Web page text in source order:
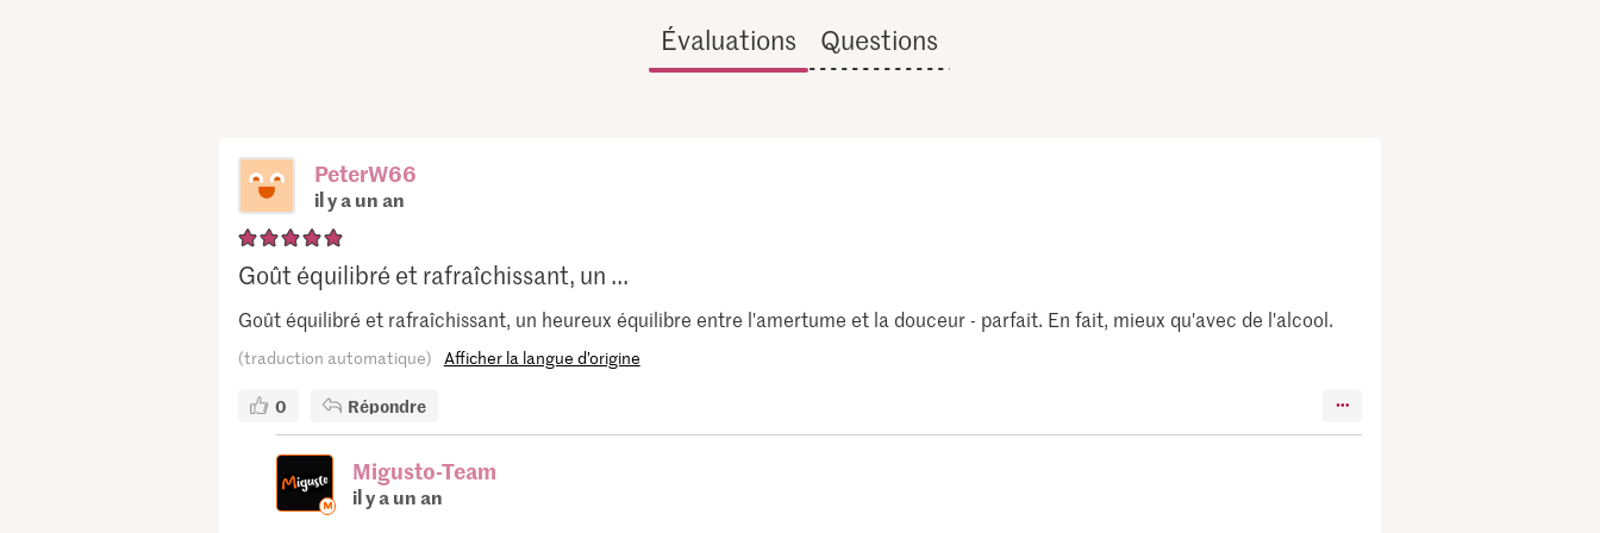
Évaluations Questions
PeterW66
il y a un an
Goût équilibré et rafraîchissant, un ...
Goût équilibré et rafraîchissant, un heureux équilibre entre l'amertume et la douceur - parfait. En fait, mieux qu'avec de l'alcool.
(traduction automatique) Afficher la langue d’origine
0 Répondre
Migusto-Team
il y a un an